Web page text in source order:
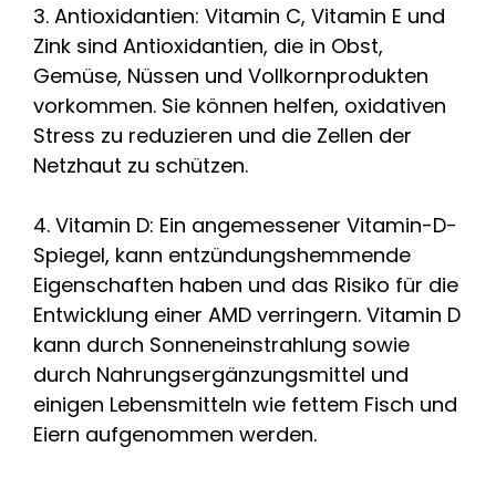
3. Antioxidantien: Vitamin C, Vitamin E und
Zink sind Antioxidantien, die in Obst,
Gemüse, Nüssen und Vollkornprodukten
vorkommen. Sie können helfen, oxidativen
Stress zu reduzieren und die Zellen der
Netzhaut zu schützen.
4. Vitamin D: Ein angemessener Vitamin-D-
Spiegel, kann entzündungshemmende
Eigenschaften haben und das Risiko für die
Entwicklung einer AMD verringern. Vitamin D
kann durch Sonneneinstrahlung sowie
durch Nahrungsergänzungsmittel und
einigen Lebensmitteln wie fettem Fisch und
Eiern aufgenommen werden.